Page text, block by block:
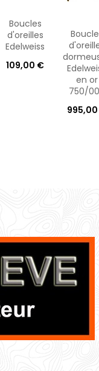
Boucles
d'oreilles
Edelweiss
109,00 €
en or
750/